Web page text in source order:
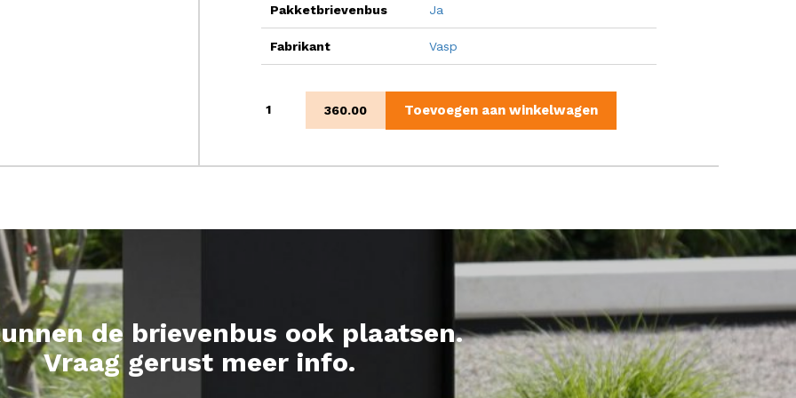
Pakketbrievenbus Ja
Fabrikant Vasp
S
360.00 Toevoegen aan winkelwagen
de brievenbus ook plaatsen.
Vraag gerust meer info.